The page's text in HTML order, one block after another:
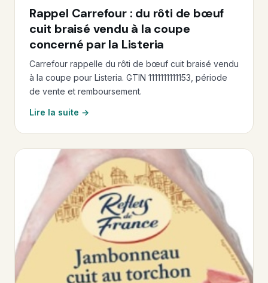
Rappel Carrefour : du rôti de bœuf
cuit braisé vendu à la coupe
concerné par la Listeria
Carrefour rappelle du rôti de bœuf cuit braisé vendu
à la coupe pour Listeria. GTIN 1111111111153, période
de vente et remboursement.
Lire la suite →